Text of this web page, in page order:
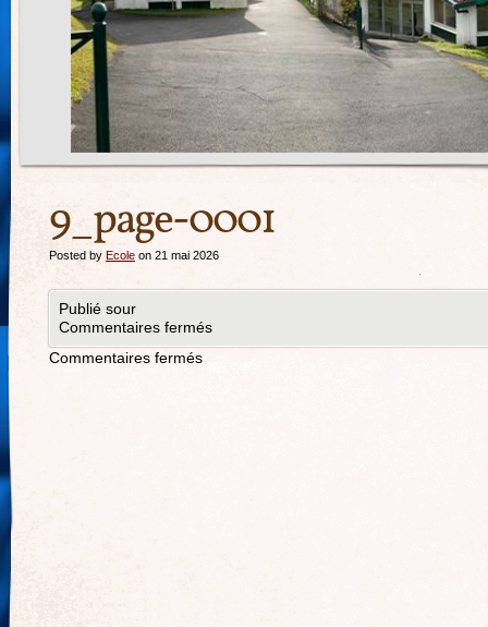
9_page-0001
Posted by Ecole on 21 mai 2026
Publié sour
Commentaires fermés
Commentaires fermés